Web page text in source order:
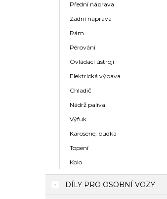
Přední náprava
Zadní náprava
Rám
Pérování
Ovládací ústrojí
Elektrická výbava
Chladič
Nádrž paliva
Výfuk
Karoserie, budka
Topení
Kolo
DÍLY PRO OSOBNÍ VOZY